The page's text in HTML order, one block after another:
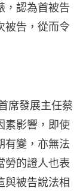
，認為首被告
被告，從而令
席發展主任蔡
素影響，即使
有變，亦無法
勞的證人也表
與被告說法相